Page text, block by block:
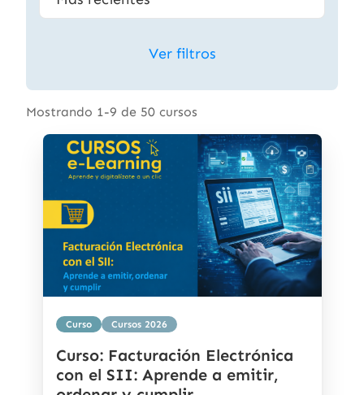
Ver filtros
Mostrando 1-9 de 50 cursos
Curso Cursos 2026
Curso: Facturación Electrónica
con el SII: Aprende a emitir,